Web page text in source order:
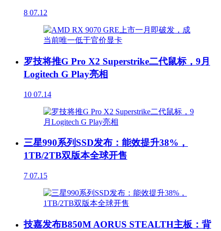
8 07.12
罗技将推G Pro X2 Superstrike二代鼠标，9月
Logitech G Play亮相
10 07.14
三星990系列SSD发布：能效提升38%，
1TB/2TB双版本全球开售
7 07.15
技嘉发布B850M AORUS STEALTH主板：背